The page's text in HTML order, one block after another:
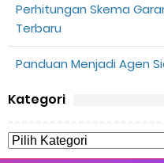
Perhitungan Skema
Terbaru
Panduan Menjadi Agen
Kategori